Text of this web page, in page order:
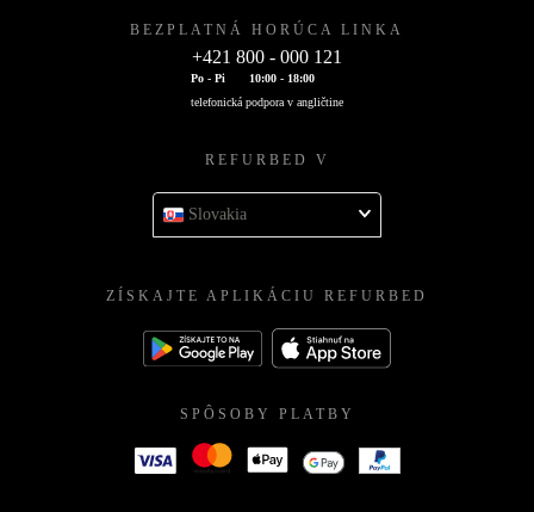
BEZPLATNÁ HORÚCA LINKA
+421 800 - 000 121
Po - Pi
10:00 - 18:00
telefonická podpora v angličtine
REFURBED V
Slovakia
ZÍSKAJTE APLIKÁCIU REFURBED
SPÔSOBY PLATBY